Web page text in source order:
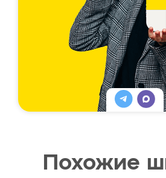
Похожие